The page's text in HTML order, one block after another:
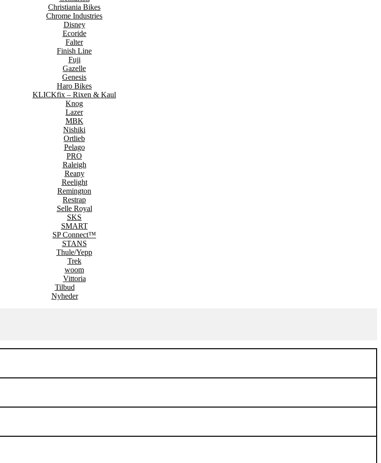
Christiania Bikes
Chrome Industries
Disney
Ecoride
Falter
Finish Line
Fuji
Gazelle
Genesis
Haro Bikes
KLICKfix – Rixen & Kaul
Knog
Lazer
MBK
Nishiki
Ortlieb
Pelago
PRO
Raleigh
Reany
Reelight
Remington
Restrap
Selle Royal
SKS
SMART
SP Connect™
STANS
Thule/Yepp
Trek
woom
Vittoria
Tilbud
Nyheder